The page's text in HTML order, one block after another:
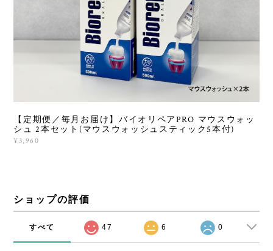
【定期便／毎月お届け】バイオリペアPRO マウスウォッ
シュ 2本セット(マウスウォッシュスティック5本付)
¥3,960
ショップの評価
すべて 47 6 0